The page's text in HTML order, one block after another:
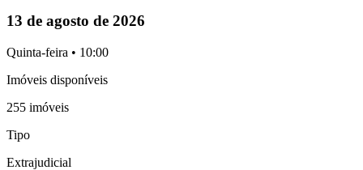
13 de agosto de 2026
Quinta-feira • 10:00
Imóveis disponíveis
255 imóveis
Tipo
Extrajudicial